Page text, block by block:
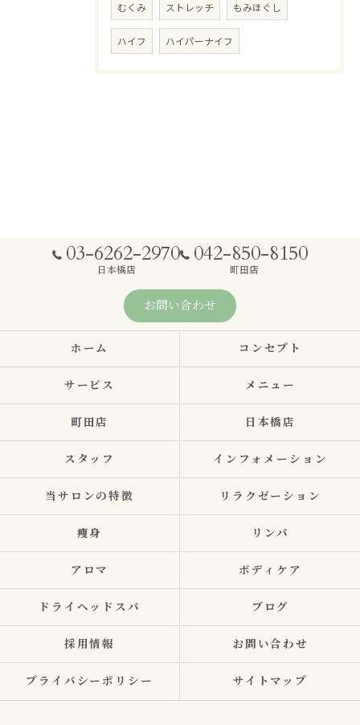
むくみ ストレッチ もみほぐし
ハイフ ハイパーナイフ
03-6262-2970
日本橋店
042-850-8150
町田店
お問い合わせ
ホーム コンセプト
サービス メニュー
町田店 日本橋店
スタッフ インフォメーション
当サロンの特徴 リラクゼーション
痩身 リンパ
アロマ ボディケア
ドライヘッドスパ ブログ
採用情報 お問い合わせ
プライバシーポリシー サイトマップ